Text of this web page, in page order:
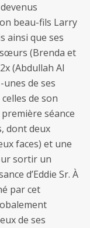
beau-fils Larry
ainsi que ses
sœurs (Brenda et
(Abdullah Al
de ses
de son
séance
dont deux
faces) et une
sortir un
d’Eddie Sr. À
par cet
de ses